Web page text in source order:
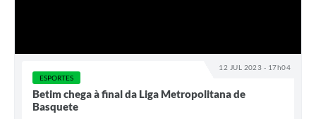
12 JUL 2023 - 17h04
ESPORTES
Betim chega à final da Liga Metropolitana de
Basquete